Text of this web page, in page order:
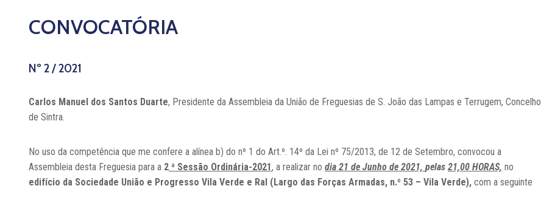
CONVOCATÓRIA
Nº 2 / 2021
Carlos Manuel dos Santos Duarte, Presidente da Assembleia da União de Freguesias de S. João das Lampas e Terrugem, Concelho
de Sintra.
No uso da competência que me confere a alínea b) do nº 1 do Art.º. 14º da Lei nº 75/2013, de 12 de Setembro, convocou a
Assembleia desta Freguesia para a 2 ª Sessão Ordinária-2021, a realizar no dia 21 de Junho de 2021, pelas 21,00 HORAS, no
edifício da Sociedade União e Progresso Vila Verde e Ral (Largo das Forças Armadas, n.º 53 – Vila Verde), com a seguinte